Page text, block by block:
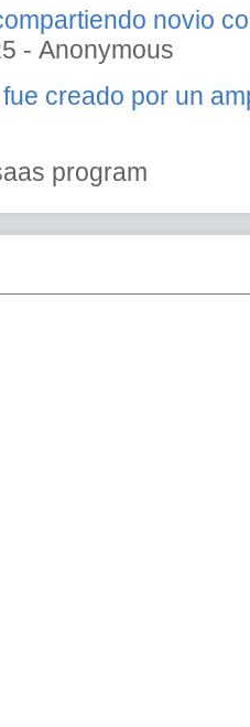
novio
- Anonymous
creado por un
program